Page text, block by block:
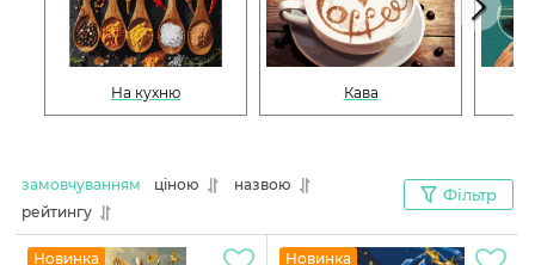
На кухню Кава
замовчуванням ціною
назвою
рейтингу
Фільтр
Новинка
Новинка